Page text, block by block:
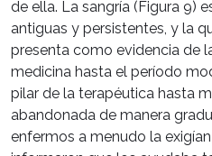
de ella. La sangría (Figura 9)
antiguas y persistentes, y la
presenta como evidencia de
medicina hasta el período
pilar de la terapéutica hasta
abandonada de manera
enfermos a menudo la